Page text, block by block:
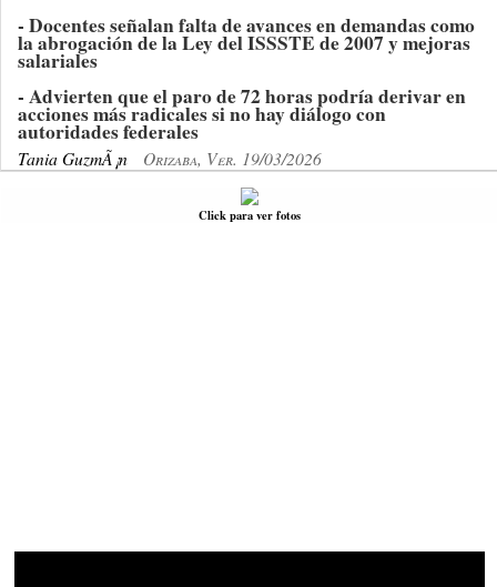
- Docentes señalan falta de avances en demandas como
la abrogación de la Ley del ISSSTE de 2007 y mejoras
salariales
- Advierten que el paro de 72 horas podría derivar en
acciones más radicales si no hay diálogo con
autoridades federales
Tania GuzmÃ¡n Orizaba, Ver. 19/03/2026
Click para ver fotos